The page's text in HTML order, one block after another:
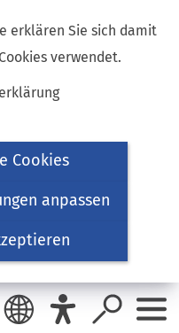
erklären Sie sich damit
verwendet.
Cookies
anpassen